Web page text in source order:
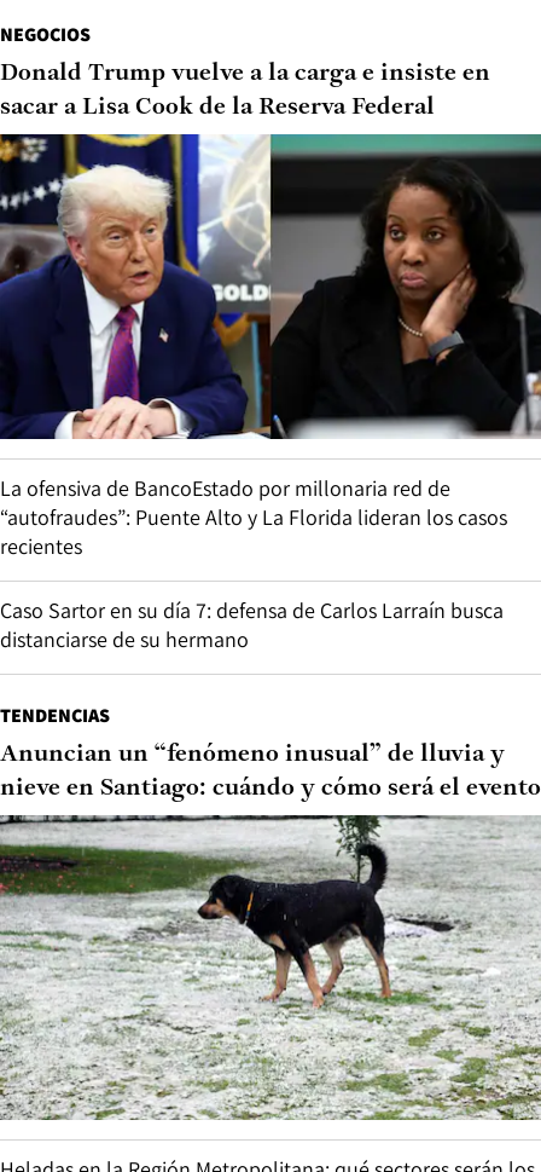
NEGOCIOS
Donald Trump vuelve a la carga e insiste en
sacar a Lisa Cook de la Reserva Federal
La ofensiva de BancoEstado por millonaria red de
“autofraudes”: Puente Alto y La Florida lideran los casos
recientes
Caso Sartor en su día 7: defensa de Carlos Larraín busca
distanciarse de su hermano
TENDENCIAS
Anuncian un “fenómeno inusual” de lluvia y
nieve en Santiago: cuándo y cómo será el evento